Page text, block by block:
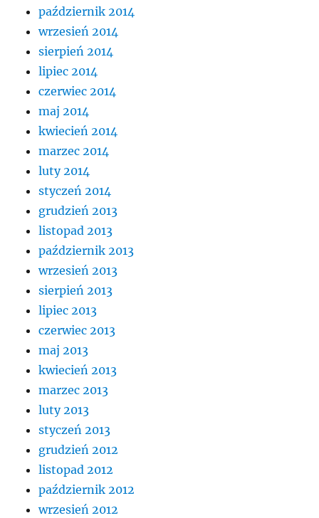
październik 2014
wrzesień 2014
sierpień 2014
lipiec 2014
czerwiec 2014
maj 2014
kwiecień 2014
marzec 2014
luty 2014
styczeń 2014
grudzień 2013
listopad 2013
październik 2013
wrzesień 2013
sierpień 2013
lipiec 2013
czerwiec 2013
maj 2013
kwiecień 2013
marzec 2013
luty 2013
styczeń 2013
grudzień 2012
listopad 2012
październik 2012
wrzesień 2012